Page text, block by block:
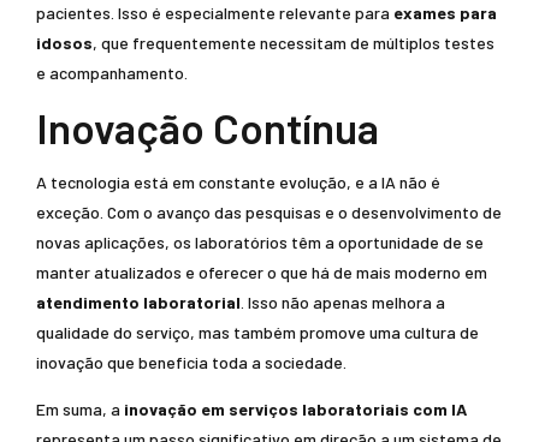
pacientes. Isso é especialmente relevante para exames para
idosos, que frequentemente necessitam de múltiplos testes
e acompanhamento.
Inovação Contínua
A tecnologia está em constante evolução, e a IA não é
exceção. Com o avanço das pesquisas e o desenvolvimento de
novas aplicações, os laboratórios têm a oportunidade de se
manter atualizados e oferecer o que há de mais moderno em
atendimento laboratorial . Isso não apenas melhora a
qualidade do serviço, mas também promove uma cultura de
inovação que beneficia toda a sociedade.
Em suma, a inovação em serviços laboratoriais com IA